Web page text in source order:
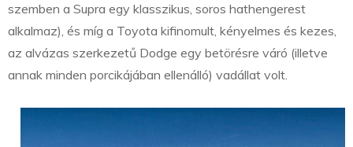
szemben a Supra egy klasszikus, soros hathengerest
alkalmaz), és míg a Toyota kifinomult, kényelmes és kezes,
az alvázas szerkezetű Dodge egy betörésre váró (illetve
annak minden porcikájában ellenálló) vadállat volt.